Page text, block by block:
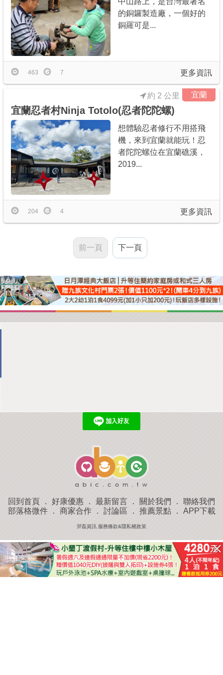
的銅鑼製造廠，一個好的
銅羅可是...
更多資訊
463 7
宜蘭
約 2 公里
宜蘭忍者村Ninja Totolo(忍者陀陀螺)
想體驗忍者修行不用搭飛
機，來到宜蘭就能玩！忍
者陀陀螺位在宜蘭礁溪，
2019...
更多資訊
204 4
前一頁 下一頁
回到首頁 ． 好康優惠 ． 最新留言 ． 關於我們 ． 聯絡我們
部落格微件． 商家合作． 討論區 ． 推薦景點． APP下載
羿磊資訊 服務條款&隱私權政策